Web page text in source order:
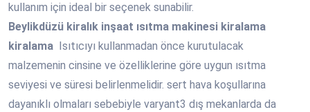
kullanım için ideal bir seçenek sunabilir.
Beylikdüzü kiralık inşaat ısıtma makinesi kiralama
kiralama Isıtıcıyı kullanmadan önce kurutulacak
malzemenin cinsine ve özelliklerine göre uygun ısıtma
seviyesi ve süresi belirlenmelidir. sert hava koşullarına
dayanıklı olmaları sebebiyle varyant3 dış mekanlarda da